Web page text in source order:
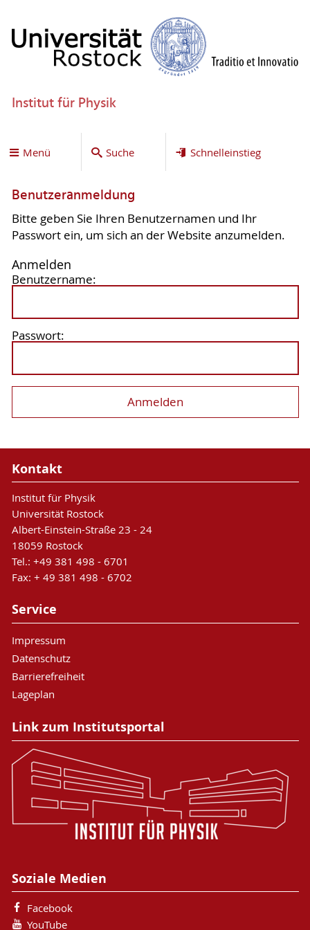
Institut für Physik
Menü Suche Schnelleinstieg
Benutzeranmeldung
Bitte geben Sie Ihren Benutzernamen und Ihr
Passwort ein, um sich an der Website anzumelden.
Anmelden
Benutzername:
Passwort:
Kontakt
Institut für Physik
Universität Rostock
Albert-Einstein-Straße 23 - 24
18059 Rostock
Tel.: +49 381 498 - 6701
Fax: + 49 381 498 - 6702
Service
Impressum
Datenschutz
Barrierefreiheit
Lageplan
Link zum Institutsportal
Soziale Medien
Facebook
YouTube